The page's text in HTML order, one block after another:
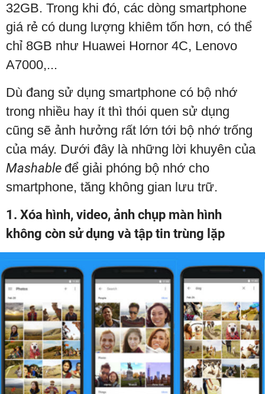
32GB. Trong khi đó, các dòng smartphone
giá rẻ có dung lượng khiêm tốn hơn, có thể
chỉ 8GB như Huawei Hornor 4C, Lenovo
A7000,...
Dù đang sử dụng smartphone có bộ nhớ
trong nhiều hay ít thì thói quen sử dụng
cũng sẽ ảnh hưởng rất lớn tới bộ nhớ trống
của máy. Dưới đây là những lời khuyên của
Mashable để giải phóng bộ nhớ cho
smartphone, tăng không gian lưu trữ.
1. Xóa hình, video, ảnh chụp màn hình
không còn sử dụng và tập tin trùng lặp